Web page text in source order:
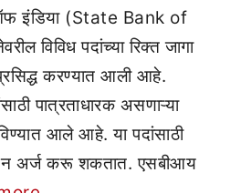
इंडिया (State Bank of
विविध पदांच्या रिक्त जागा
करण्यात आली आहे.
पात्रताधारक असणाऱ्या
आले आहे. या पदांसाठी
अर्ज करू शकतात. एसबीआय